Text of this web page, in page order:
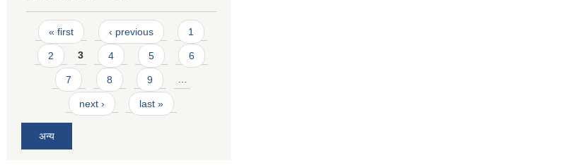
Pages
« first ‹ previous 1
2 3 4 5 6
7 8 9 …
next › last »
अन्य